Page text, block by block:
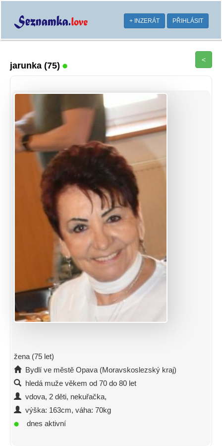
+ INZERÁT PŘIHLÁSIT
jarunka (75)
<
žena (75 let)
Bydlí ve městě Opava (Moravskoslezský kraj)
hledá muže věkem od 70 do 80 let
vdova, 2 děti, nekuřačka,
výška: 163cm, váha: 70kg
dnes aktivní